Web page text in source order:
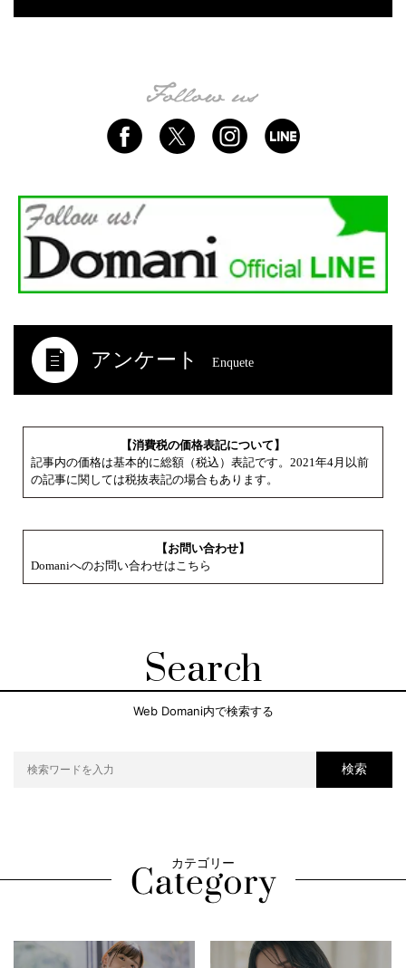
アンケート Enquete
【消費税の価格表記について】
記事内の価格は基本的に総額（税込）表記です。2021年4月以前
の記事に関しては税抜表記の場合もあります。
【お問い合わせ】
Domaniへのお問い合わせはこちら
Search
Web Domani内で検索する
検索
カテゴリー